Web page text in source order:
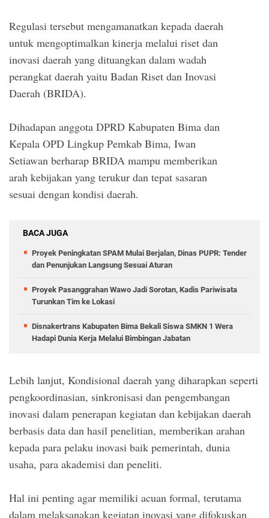
Regulasi tersebut mengamanatkan kepada daerah
untuk mengoptimalkan kinerja melalui riset dan
inovasi daerah yang dituangkan dalam wadah
perangkat daerah yaitu Badan Riset dan Inovasi
Daerah (BRIDA).
Dihadapan anggota DPRD Kabupaten Bima dan
Kepala OPD Lingkup Pemkab Bima, Iwan
Setiawan berharap BRIDA mampu memberikan
arah kebijakan yang terukur dan tepat sasaran
sesuai dengan kondisi daerah.
BACA JUGA
Proyek Peningkatan SPAM Mulai Berjalan, Dinas PUPR: Tender
dan Penunjukan Langsung Sesuai Aturan
Proyek Pasanggrahan Wawo Jadi Sorotan, Kadis Pariwisata
Turunkan Tim ke Lokasi
Disnakertrans Kabupaten Bima Bekali Siswa SMKN 1 Wera
Hadapi Dunia Kerja Melalui Bimbingan Jabatan
Lebih lanjut, Kondisional daerah yang diharapkan seperti
pengkoordinasian, sinkronisasi dan pengembangan
inovasi dalam penerapan kegiatan dan kebijakan daerah
berbasis data dan hasil penelitian, memberikan arahan
kepada para pelaku inovasi baik pemerintah, dunia
usaha, para akademisi dan peneliti.
Hal ini penting agar memiliki acuan formal, terutama
dalam melaksanakan kegiatan inovasi yang difokuskan